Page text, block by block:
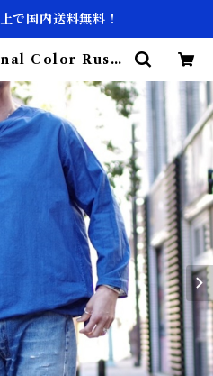
で国内送料無料！
Color Russi
スリーピング シ
古着屋 仙台 biscc
通販】